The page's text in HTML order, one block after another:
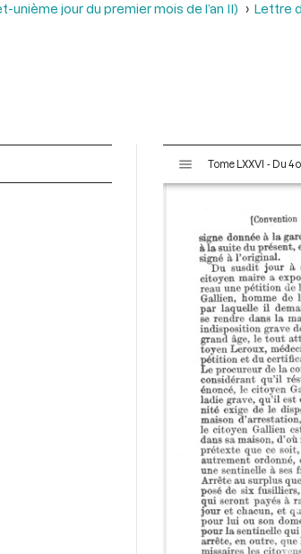
jour du premier mois de l’an II)
Lettre
s
Tome LXXVI - Du 4